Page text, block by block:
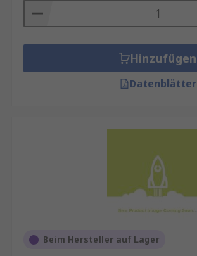
Hinzufügen
Datenblätter
Beim Hersteller auf Lager